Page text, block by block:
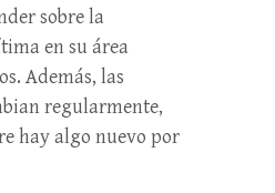
sobre la
en su área
Además, las
regularmente,
hay algo nuevo por